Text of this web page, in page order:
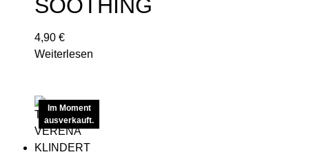
SOOTHING
4,90 €
Weiterlesen
Im Moment
ausverkauft.